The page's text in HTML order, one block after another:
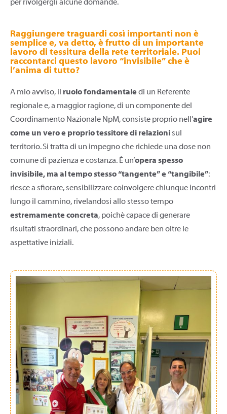
per rivolgergli alcune domande.
Raggiungere traguardi così importanti non è
semplice e, va detto, è frutto di un importante
lavoro di tessitura della rete territoriale. Puoi
raccontarci questo lavoro “invisibile” che è
l’anima di tutto?
A mio avviso, il ruolo fondamentale di un Referente
regionale e, a maggior ragione, di un componente del
Coordinamento Nazionale NpM, consiste proprio nell’agire
come un vero e proprio tessitore di relazionisul
territorio. Si tratta di un impegno che richiede una dose non
comune di pazienza e costanza. È un’opera spesso
invisibile, ma al tempo stesso “tangente” e “tangibile”:
riesce a sfiorare, sensibilizzare coinvolgere chiunque incontri
lungo il cammino, rivelandosi allo stesso tempo
estremamente concreta, poiché capace di generare
risultati straordinari, che possono andare ben oltre le
aspettative iniziali.